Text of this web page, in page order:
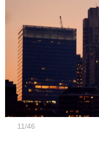
11/46